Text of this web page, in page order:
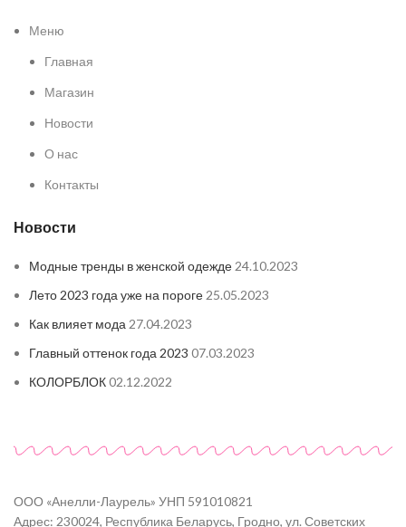
Меню
Главная
Магазин
Новости
О нас
Контакты
Новости
Модные тренды в женской одежде 24.10.2023
Лето 2023 года уже на пороге 25.05.2023
Как влияет мода 27.04.2023
Главный оттенок года 2023 07.03.2023
КОЛОРБЛОК02.12.2022
ООО «Анелли-Лаурель» УНП 591010821
Адрес: 230024, Республика Беларусь, Гродно, ул. Советских